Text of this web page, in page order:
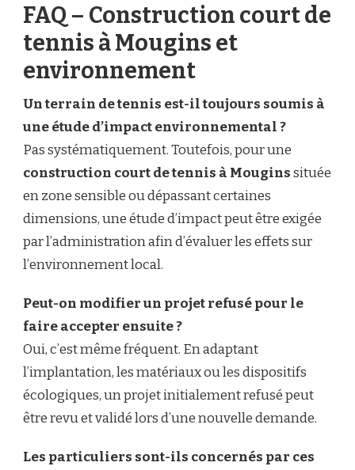
FAQ – Construction court de
tennis à Mougins et
environnement
Un terrain de tennis est-il toujours soumis à
une étude d’impact environnemental ?
Pas systématiquement. Toutefois, pour une
construction court de tennis à Mouginssituée
en zone sensible ou dépassant certaines
dimensions, une étude d’impact peut être exigée
par l’administration afin d’évaluer les effets sur
l’environnement local.
Peut-on modifier un projet refusé pour le
faire accepter ensuite ?
Oui, c’est même fréquent. En adaptant
l’implantation, les matériaux ou les dispositifs
écologiques, un projet initialement refusé peut
être revu et validé lors d’une nouvelle demande.
Les particuliers sont-ils concernés par ces